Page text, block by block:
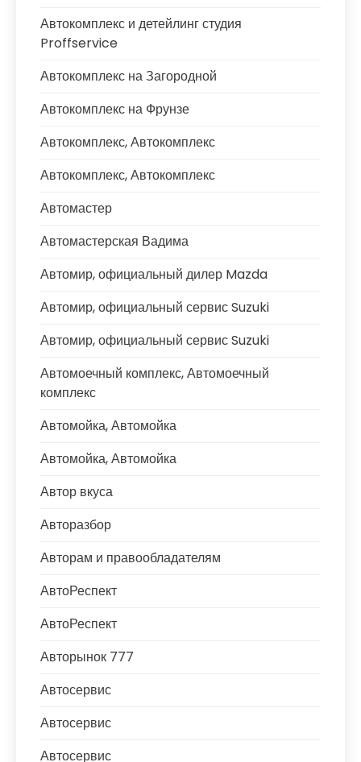
Автокомплекс и детейлинг студия
Proffservice
Автокомплекс на Загородной
Автокомплекс на Фрунзе
Автокомплекс, Автокомплекс
Автокомплекс, Автокомплекс
Автомастер
Автомастерская Вадима
Автомир, официальный дилер Mazda
Автомир, официальный сервис Suzuki
Автомир, официальный сервис Suzuki
Автомоечный комплекс, Автомоечный
комплекс
Автомойка, Автомойка
Автомойка, Автомойка
Автор вкуса
Авторазбор
Авторам и правообладателям
АвтоРеспект
АвтоРеспект
Авторынок 777
Автосервис
Автосервис
Автосервис